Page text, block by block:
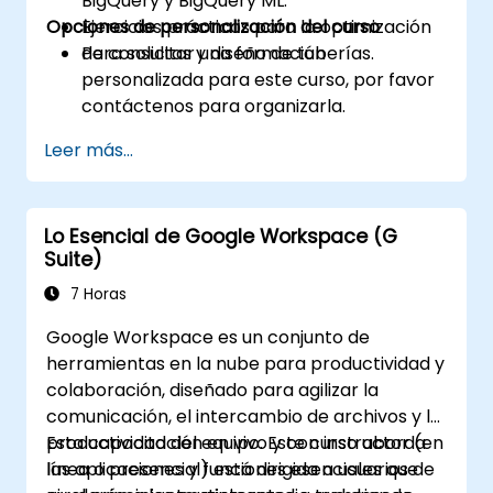
Ejercicios prácticos para la optimización
de consultas y diseño de tuberías.
Opciones de personalización del curso
Para solicitar una formación
personalizada para este curso, por favor
contáctenos para organizarla.
Leer más...
Lo Esencial de Google Workspace (G
Suite)
7 Horas
Google Workspace es un conjunto de
herramientas en la nube para productividad y
colaboración, diseñado para agilizar la
comunicación, el intercambio de archivos y la
productividad del equipo. Este curso aborda
las aplicaciones y funciones esenciales que
Esta capacitación en vivo y con instructor (en
línea o presencial) está dirigida a usuarios de